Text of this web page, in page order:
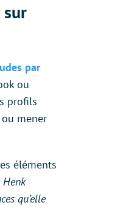
par
ou
profils
mener
éléments
Henk
qu’elle